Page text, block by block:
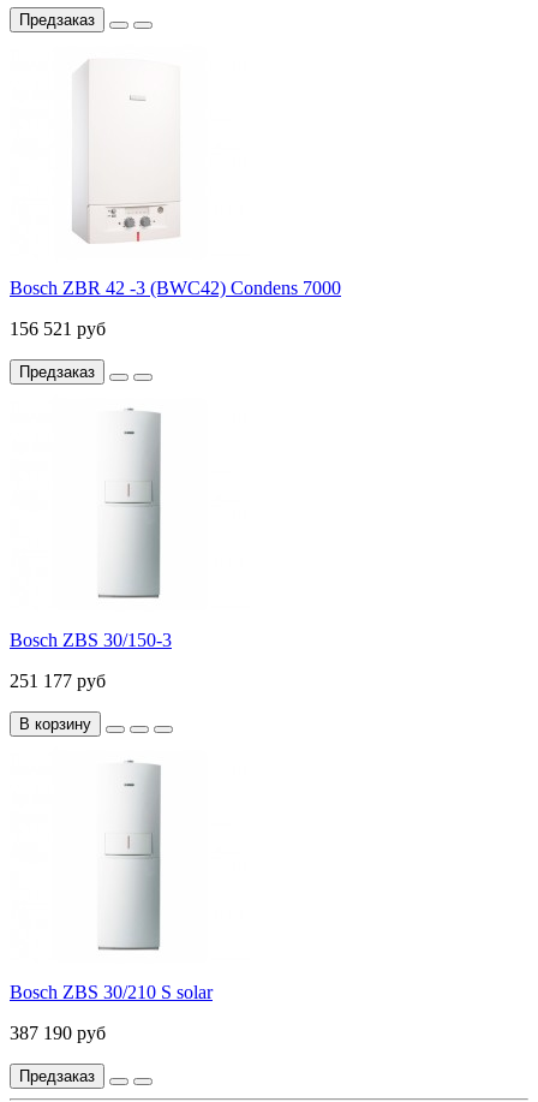
Предзаказ
Bosch ZBR 42 -3 (BWC42) Condens 7000
156 521 руб
Предзаказ
Bosch ZBS 30/150-3
251 177 руб
В корзину
Bosch ZBS 30/210 S solar
387 190 руб
Предзаказ